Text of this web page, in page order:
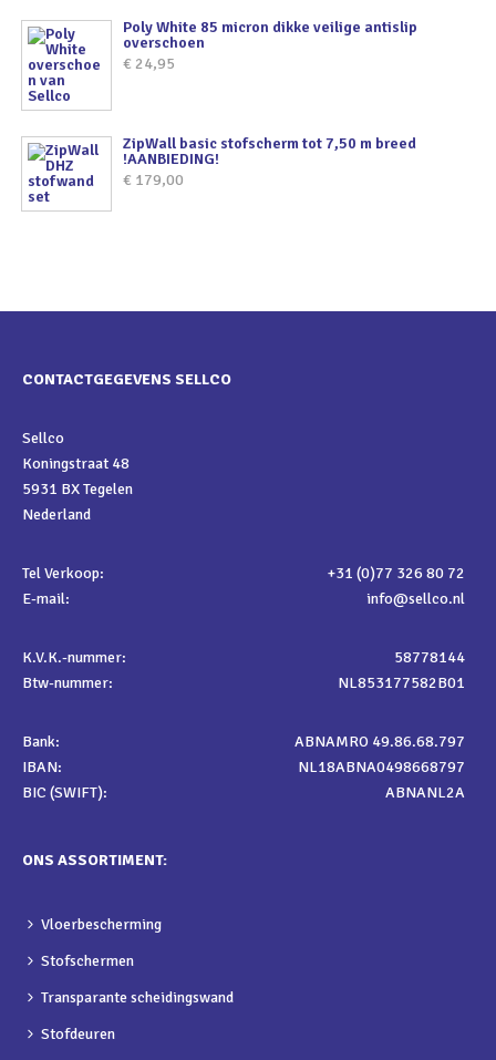
Poly White 85 micron dikke veilige antislip
overschoen
€ 24,95
ZipWall basic stofscherm tot 7,50 m breed
!AANBIEDING!
€ 179,00
CONTACTGEGEVENS SELLCO
Sellco
Koningstraat 48
5931 BX Tegelen
Nederland
Tel Verkoop:
+31 (0)77 326 80 72
E-mail:
info@sellco.nl
K.V.K.-nummer:
58778144
Btw-nummer:
NL853177582B01
Bank:
ABNAMRO 49.86.68.797
IBAN:
NL18ABNA0498668797
BIC (SWIFT):
ABNANL2A
ONS ASSORTIMENT:
Vloerbescherming
Stofschermen
Transparante scheidingswand
Stofdeuren